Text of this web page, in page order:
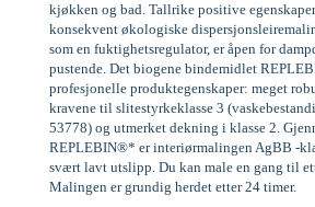
kjøkken og bad. Tallrike positive
konsekvent økologiske
som en fuktighetsregulator, er åpen for
pustende. Det biogene bindemidlet
profesjonelle produktegenskaper: meget
kravene til slitestyrkeklasse 3
53778) og utmerket dekning i klasse 2.
REPLEBIN®* er interiørmalingen AgBB -
svært lavt utslipp. Du kan male en gang til
Malingen er grundig herdet etter 24 timer.